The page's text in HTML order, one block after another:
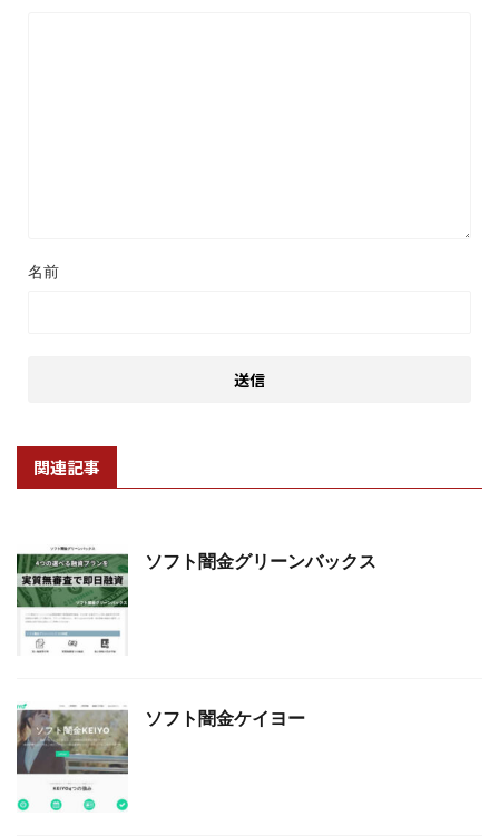
名前
関連記事
ソフト闇金グリーンバックス
ソフト闇金ケイヨー